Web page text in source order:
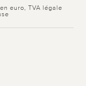
euro, TVA légale